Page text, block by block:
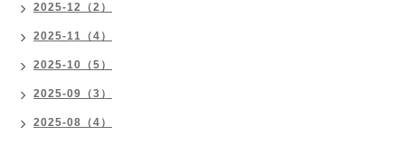
2025-12（2）
2025-11（4）
2025-10（5）
2025-09（3）
2025-08（4）